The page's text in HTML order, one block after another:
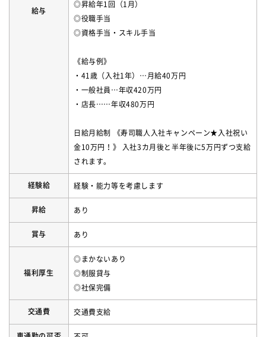
給与
◎昇給年1回（1月）
◎役職手当
◎資格手当・スキル手当
《給与例》
・41歳（入社1年）…月給40万円
・一般社員…年収420万円
・店長……年収480万円
日給月給制 《寿司職人入社キャンペーン★入社祝い
金10万円！》 入社3カ月後と半年後に5万円ずつ支給
されます。
経験給 経験・能力等を考慮します
昇給 あり
賞与 あり
福利厚生
◎まかないあり
◎制服貸与
◎社保完備
交通費 交通費支給